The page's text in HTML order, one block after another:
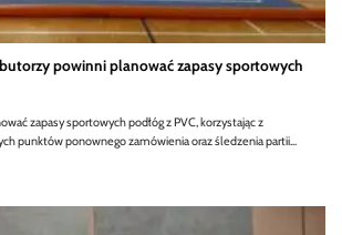
powinni planować zapasy sportowych
zapasy sportowych podłóg z PVC, korzystając z
punktów ponownego zamówienia oraz śledzenia partii...